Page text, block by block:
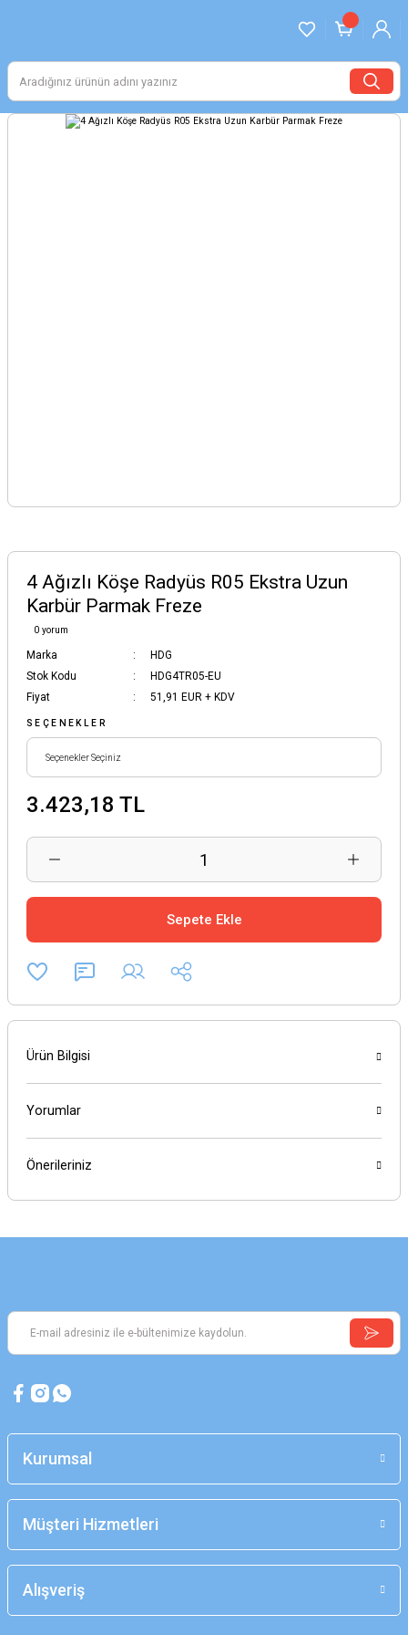
4 Ağızlı Köşe Radyüs R05 Ekstra Uzun
Karbür Parmak Freze
0 yorum
Marka
HDG
Stok Kodu
HDG4TR05-EU
Fiyat
51,91 EUR + KDV
SEÇENEKLER
3.423,18 TL
Sepete Ekle
Ürün Bilgisi
Yorumlar
Önerileriniz
Kurumsal
Müşteri Hizmetleri
Alışveriş